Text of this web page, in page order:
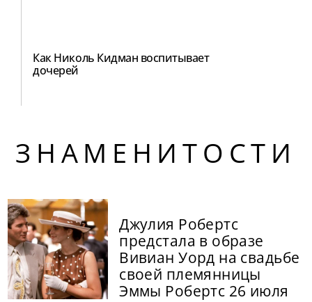
Как Николь Кидман воспитывает
дочерей
ЗНАМЕНИТОСТИ
Джулия Робертс
предстала в образе
Вивиан Уорд на свадьбе
своей племянницы
Эммы Робертс 26 июля